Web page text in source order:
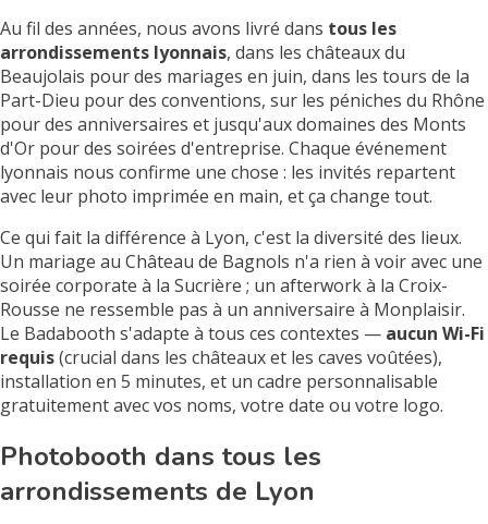
Au fil des années, nous avons livré dans tous les
arrondissements lyonnais, dans les châteaux du
Beaujolais pour des mariages en juin, dans les tours de la
Part-Dieu pour des conventions, sur les péniches du Rhône
pour des anniversaires et jusqu'aux domaines des Monts
d'Or pour des soirées d'entreprise. Chaque événement
lyonnais nous confirme une chose : les invités repartent
avec leur photo imprimée en main, et ça change tout.
Ce qui fait la différence à Lyon, c'est la diversité des lieux.
Un mariage au Château de Bagnols n'a rien à voir avec une
soirée corporate à la Sucrière ; un afterwork à la Croix-
Rousse ne ressemble pas à un anniversaire à Monplaisir.
Le Badabooth s'adapte à tous ces contextes — aucun Wi-Fi
requis(crucial dans les châteaux et les caves voûtées),
installation en 5 minutes, et un cadre personnalisable
gratuitement avec vos noms, votre date ou votre logo.
Photobooth dans tous les
arrondissements de Lyon